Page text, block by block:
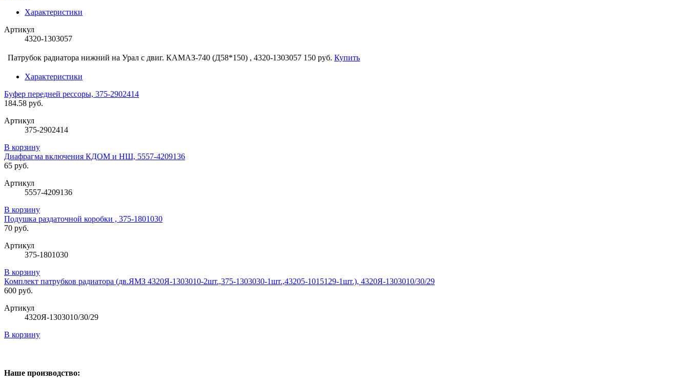
Характеристики
Артикул
4320-1303057
Патрубок радиатора нижний на Урал с двиг. КАМАЗ-740 (Д58*150) , 4320-1303057 150 руб. Купить
Характеристики
Буфер передней рессоры, 375-2902414
184.58 руб.
Артикул
375-2902414
В корзину
Диафрагма включения КДОМ и НШ, 5557-4209136
65 руб.
Артикул
5557-4209136
В корзину
Подушка раздаточной коробки , 375-1801030
70 руб.
Артикул
375-1801030
В корзину
Комплект патрубков радиатора (дв.ЯМЗ 4320Я-1303010-2шт.,375-1303030-1шт.,43205-1015129-1шт.), 4320Я-1303010/30/29
600 руб.
Артикул
4320Я-1303010/30/29
В корзину
Наше производство: